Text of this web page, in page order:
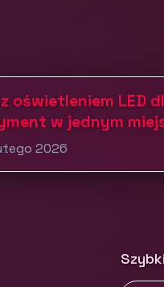
oświetleniem LED
w jednym
2026